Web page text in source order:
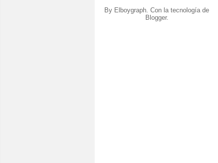
By Elboygraph. Con la tecnología de
Blogger.